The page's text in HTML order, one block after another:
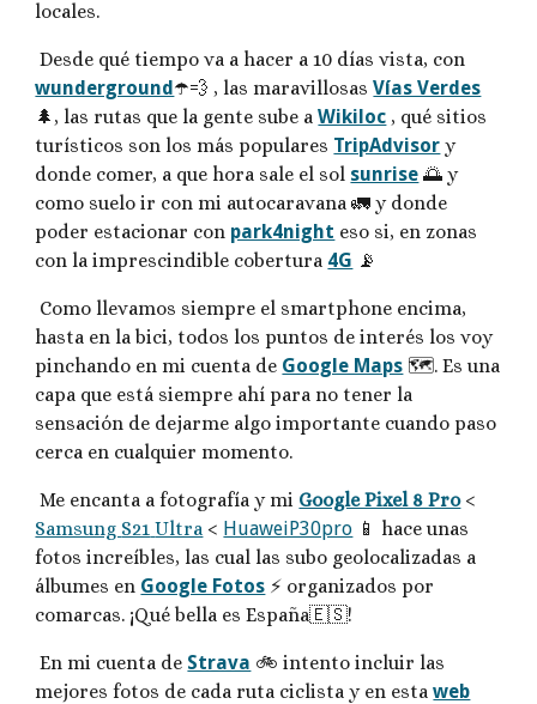
locales.
Desde qué tiempo va a hacer a 10 días vista, con
wunderground☂️💨 , las maravillosasVías Verdes
🌲, las rutas que la gente sube aWikiloc , qué sitios
turísticos son los más populares TripAdvisor y
donde comer, a que hora sale el sol sunrise 🌅 y
como suelo ir con mi autocaravana 🚛 y donde
poder estacionar con park4night eso si, en zonas
con la imprescindible cobertura 4G 📡
Como llevamos siempre el smartphone encima,
hasta en la bici, todos los puntos de interés los voy
pinchando en mi cuenta de Google Maps 🗺️. Es una
capa que está siempre ahí para no tener la
sensación de dejarme algo importante cuando paso
cerca en cualquier momento.
Me encanta a fotografía y mi Google Pixel 8 Pro<
Samsung S21 Ultra < HuaweiP30pro 📱 hace unas
fotos increíbles, las cual las subo geolocalizadas a
álbumes en Google Fotos ⚡ organizados por
comarcas. ¡Qué bella es España🇪🇸!
En mi cuenta de Strava 🚲 intento incluir las
mejores fotos de cada ruta ciclista y en estaweb